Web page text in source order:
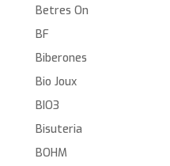
Betres On
BF
Biberones
Bio Joux
BIO3
Bisuteria
BOHM